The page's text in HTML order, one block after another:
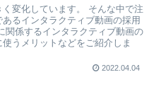
変化しています。 そんな中で注
るインタラクティブ動画の採用
関係するインタラクティブ動画の
うメリットなどをご紹介しま
2022.04.04